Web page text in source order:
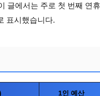
글에서는 주로 첫 번째 연
표시했습니다.
1인 예산